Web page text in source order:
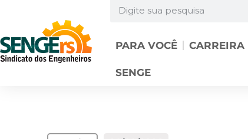
PARA VOCÊ CARREIRA
SENGE